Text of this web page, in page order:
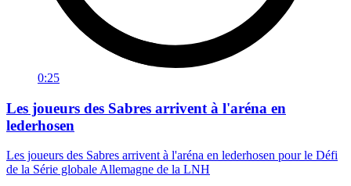
0:25
Les joueurs des Sabres arrivent à l'aréna en
lederhosen
Les joueurs des Sabres arrivent à l'aréna en lederhosen pour le Défi
de la Série globale Allemagne de la LNH